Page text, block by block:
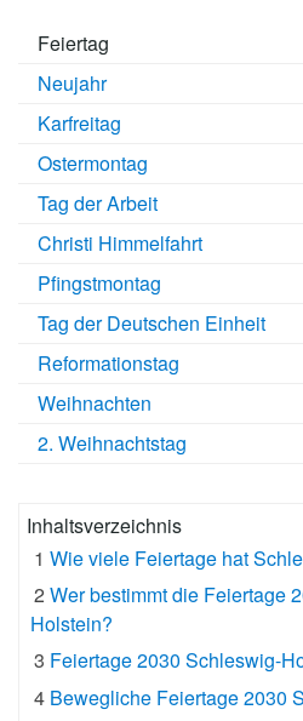
Feiertag
Neujahr
Karfreitag
Ostermontag
Tag der Arbeit
Christi Himmelfahrt
Pfingstmontag
Tag der Deutschen Einheit
Reformationstag
Weihnachten
2. Weihnachtstag
Inhaltsverzeichnis
1 Wie viele Feiertage hat
2 Wer bestimmt die Feiertage
Holstein?
3 Feiertage 2030 Schleswig-
4 Bewegliche Feiertage 2030